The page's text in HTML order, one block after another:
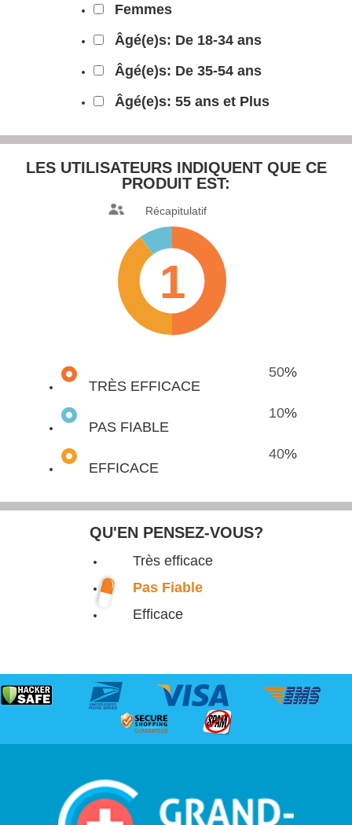
Femmes
Âgé(e)s: De 18-34 ans
Âgé(e)s: De 35-54 ans
Âgé(e)s: 55 ans et Plus
LES UTILISATEURS INDIQUENT QUE CE
PRODUIT EST:
Récapitulatif
1
TRÈS EFFICACE
50%
PAS FIABLE
10%
EFFICACE
40%
QU'EN PENSEZ-VOUS?
Très efficace
Pas Fiable
Efficace